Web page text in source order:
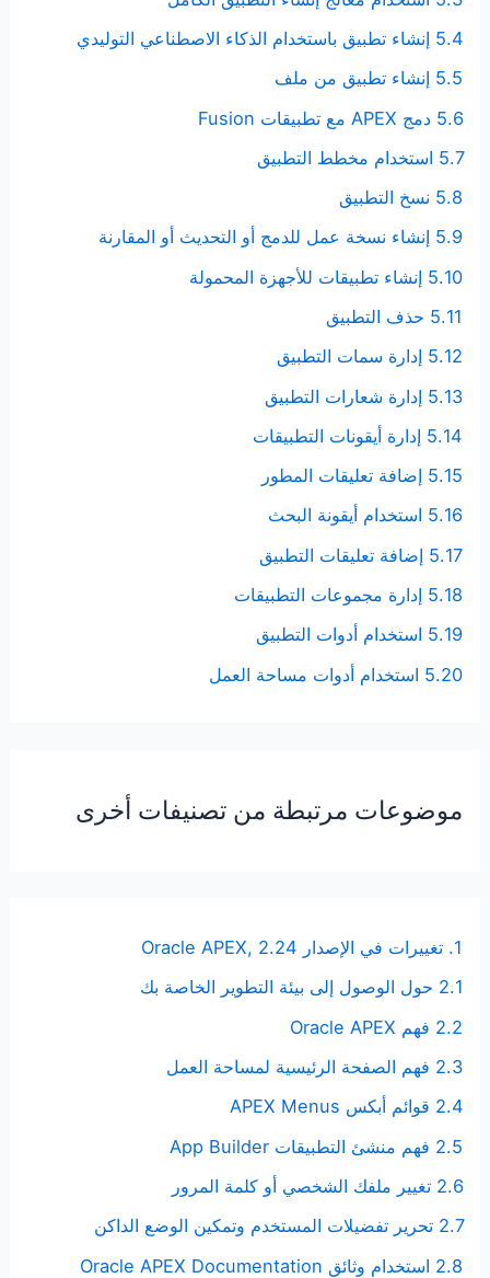
5.4 إنشاء تطبيق باستخدام الذكاء الاصطناعي التوليدي
5.5 إنشاء تطبيق من ملف
5.6 دمج APEX مع تطبيقات Fusion
5.7 استخدام مخطط التطبيق
5.8 نسخ التطبيق
5.9 إنشاء نسخة عمل للدمج أو التحديث أو المقارنة
5.10 إنشاء تطبيقات للأجهزة المحمولة
5.11 حذف التطبيق
5.12 إدارة سمات التطبيق
5.13 إدارة شعارات التطبيق
5.14 إدارة أيقونات التطبيقات
5.15 إضافة تعليقات المطور
5.16 استخدام أيقونة البحث
5.17 إضافة تعليقات التطبيق
5.18 إدارة مجموعات التطبيقات
5.19 استخدام أدوات التطبيق
5.20 استخدام أدوات مساحة العمل
موضوعات مرتبطة من تصنيفات أخرى
1. تغييرات في الإصدار Oracle APEX, 2.24
2.1 حول الوصول إلى بيئة التطوير الخاصة بك
2.2 فهم Oracle APEX
2.3 فهم الصفحة الرئيسية لمساحة العمل
2.4 قوائم أبكس APEX Menus
2.5 فهم منشئ التطبيقات App Builder
2.6 تغيير ملفك الشخصي أو كلمة المرور
2.7 تحرير تفضيلات المستخدم وتمكين الوضع الداكن
2.8 استخدام وثائق Oracle APEX Documentation